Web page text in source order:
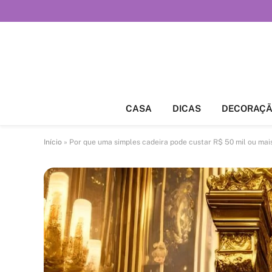
CASA DICAS
Início » Por que uma simples cadeira pode custar R$ 50 mil ou